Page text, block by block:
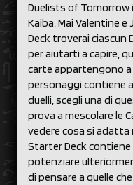
Duelists of Tomorrow
Kaiba, Mai Valentine
Deck troverai ciascun
per aiutarti a capire,
carte appartengono a
personaggi contiene
duelli, scegli una di
prova a mescolare le
vedere cosa si adatta
Starter Deck contiene
potenziare
di pensare a quelle